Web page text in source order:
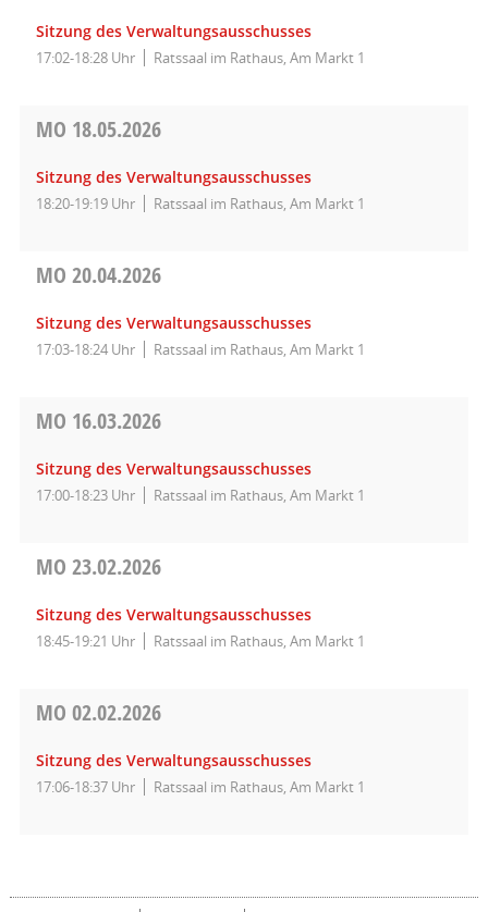
Sitzung des Verwaltungsausschusses
17:02-18:28 Uhr Ratssaal im Rathaus, Am Markt 1
MO 18.05.2026
Sitzung des Verwaltungsausschusses
18:20-19:19 Uhr Ratssaal im Rathaus, Am Markt 1
MO 20.04.2026
Sitzung des Verwaltungsausschusses
17:03-18:24 Uhr Ratssaal im Rathaus, Am Markt 1
MO 16.03.2026
Sitzung des Verwaltungsausschusses
17:00-18:23 Uhr Ratssaal im Rathaus, Am Markt 1
MO 23.02.2026
Sitzung des Verwaltungsausschusses
18:45-19:21 Uhr Ratssaal im Rathaus, Am Markt 1
MO 02.02.2026
Sitzung des Verwaltungsausschusses
17:06-18:37 Uhr Ratssaal im Rathaus, Am Markt 1